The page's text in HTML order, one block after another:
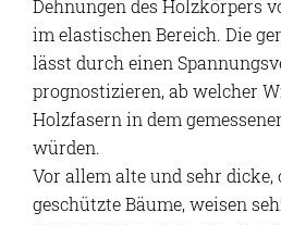
Dehnungen des Holzkörpers
im elastischen Bereich. Die
lässt durch einen
prognostizieren, ab welcher
Holzfasern in dem
würden.
Vor allem alte und sehr
geschützte Bäume, weisen